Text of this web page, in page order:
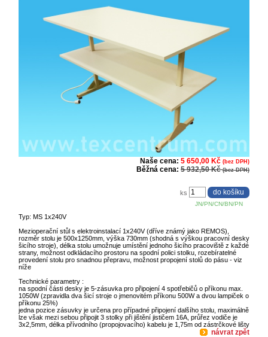
Naše cena: 5 650,00 Kč (bez DPH)
Běžná cena: 5 932,50 Kč(bez DPH)
JN/PN/CN/BN/PN
ks
Typ: MS 1x240V
Mezioperační stůl s elektroinstalací 1x240V (dříve známý jako REMOS),
rozměr stolu je 500x1250mm, výška 730mm (shodná s výškou pracovní desky
šicího stroje), délka stolu umožnuje umístění jednoho šicího pracoviště z každé
strany, možnost odkládacího prostoru na spodní polici stolku, rozebíratelné
provedení stolu pro snadnou přepravu, možnost propojení stolů do pásu - viz
níže
Technické parametry :
na spodní části desky je 5-zásuvka pro připojení 4 spotřebičů o příkonu max.
1050W (zpravidla dva šicí stroje o jmenovitém příkonu 500W a dvou lampiček o
příkonu 25%)
jedna pozice zásuvky je určena pro případné připojení dalšího stolu, maximálně
lze však mezi sebou připojit 3 stolky při jištění jističem 16A, průřez vodiče je
3x2,5mm, délka přívodního (propojovacího) kabelu je 1,75m od zástrčkové lišty
návrat zpět